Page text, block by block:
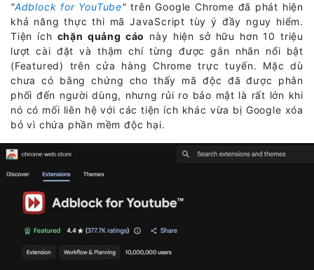
"Adblock for YouTube" trên Google Chrome đã phát hiện
khả năng thực thi mã JavaScript tùy ý đầy nguy hiểm.
Tiện ích chặn quảng cáo này hiện sở hữu hơn 10 triệu
lượt cài đặt và thậm chí từng được gắn nhãn nổi bật
(Featured) trên cửa hàng Chrome trực tuyến. Mặc dù
chưa có bằng chứng cho thấy mã độc đã được phân
phối đến người dùng, nhưng rủi ro bảo mật là rất lớn khi
nó có mối liên hệ với các tiện ích khác vừa bị Google xóa
bỏ vì chứa phần mềm độc hại.